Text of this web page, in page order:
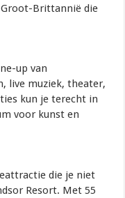
Brittannië die
up van
live muziek, theater,
kun je terecht in
voor kunst en
die je niet
Resort. Met 55